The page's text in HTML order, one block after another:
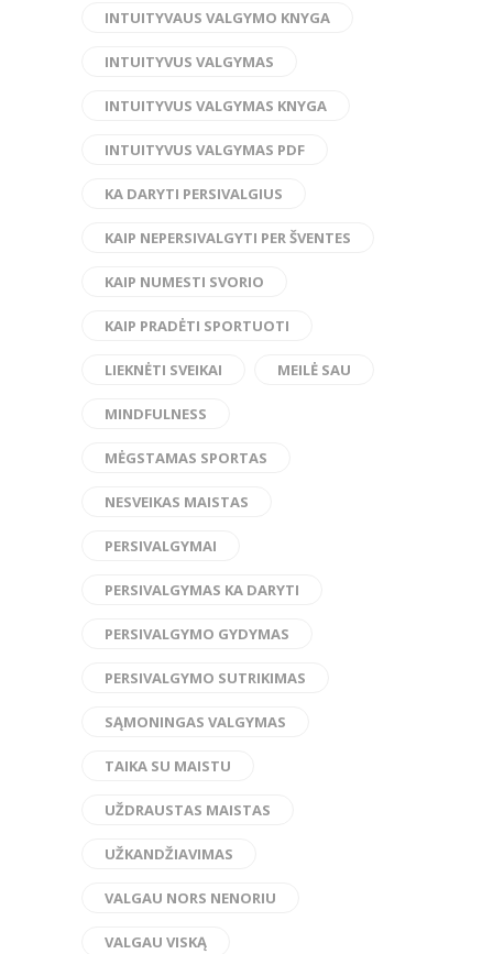
INTUITYVAUS VALGYMO KNYGA
INTUITYVUS VALGYMAS
INTUITYVUS VALGYMAS KNYGA
INTUITYVUS VALGYMAS PDF
KA DARYTI PERSIVALGIUS
KAIP NEPERSIVALGYTI PER ŠVENTES
KAIP NUMESTI SVORIO
KAIP PRADĖTI SPORTUOTI
LIEKNĖTI SVEIKAI MEILĖ SAU
MINDFULNESS
MĖGSTAMAS SPORTAS
NESVEIKAS MAISTAS
PERSIVALGYMAI
PERSIVALGYMAS KA DARYTI
PERSIVALGYMO GYDYMAS
PERSIVALGYMO SUTRIKIMAS
SĄMONINGAS VALGYMAS
TAIKA SU MAISTU
UŽDRAUSTAS MAISTAS
UŽKANDŽIAVIMAS
VALGAU NORS NENORIU
VALGAU VISKĄ